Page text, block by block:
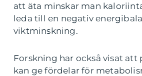
att äta minskar man
leda till en negativ
viktminskning.
Forskning har också visat att
kan ge fördelar för